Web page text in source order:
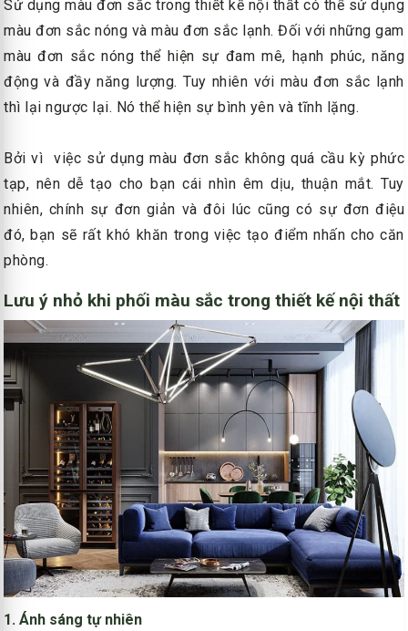
Sử dụng màu đơn sắc trong thiết kế nội thất có thể sử dụng
màu đơn sắc nóng và màu đơn sắc lạnh. Đối với những gam
màu đơn sắc nóng thể hiện sự đam mê, hạnh phúc, năng
động và đầy năng lượng. Tuy nhiên với màu đơn sắc lạnh
thì lại ngược lại. Nó thể hiện sự bình yên và tĩnh lặng.
Bởi vì việc sử dụng màu đơn sắc không quá cầu kỳ phức
tạp, nên dễ tạo cho bạn cái nhìn êm dịu, thuận mắt. Tuy
nhiên, chính sự đơn giản và đôi lúc cũng có sự đơn điệu
đó, bạn sẽ rất khó khăn trong việc tạo điểm nhấn cho căn
phòng.
Lưu ý nhỏ khi phối màu sắc trong thiết kế nội thất
1. Ánh sáng tự nhiên